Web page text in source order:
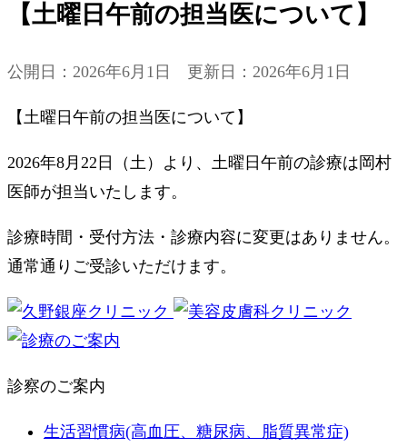
【土曜日午前の担当医について】
公開日：2026年6月1日 更新日：2026年6月1日
【土曜日午前の担当医について】
2026年8月22日（土）より、土曜日午前の診療は岡村
医師が担当いたします。
診療時間・受付方法・診療内容に変更はありません。
通常通りご受診いただけます。
診察のご案内
生活習慣病(高血圧、糖尿病、脂質異常症)